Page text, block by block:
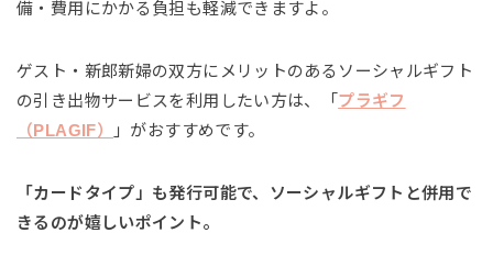
備・費用にかかる負担も軽減できますよ。
ゲスト・新郎新婦の双方にメリットのあるソーシャルギフト
の引き出物サービスを利用したい方は、「 プラギフ
（PLAGIF）
」がおすすめです。
「カードタイプ」も発行可能で、ソーシャルギフトと併用で
きるのが嬉しいポイント。